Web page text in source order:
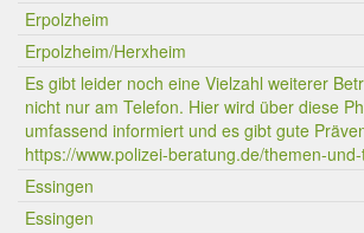
Erpolzheim
Erpolzheim/Herxheim
Es gibt leider noch eine Vielzahl weiterer
nicht nur am Telefon. Hier wird über diese
umfassend informiert und es gibt gute
https://www.polizei-beratung.de/themen-
Essingen
Essingen